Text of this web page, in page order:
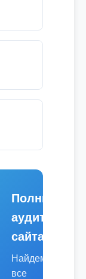
Полный
аудит
сайта
Найдем
все